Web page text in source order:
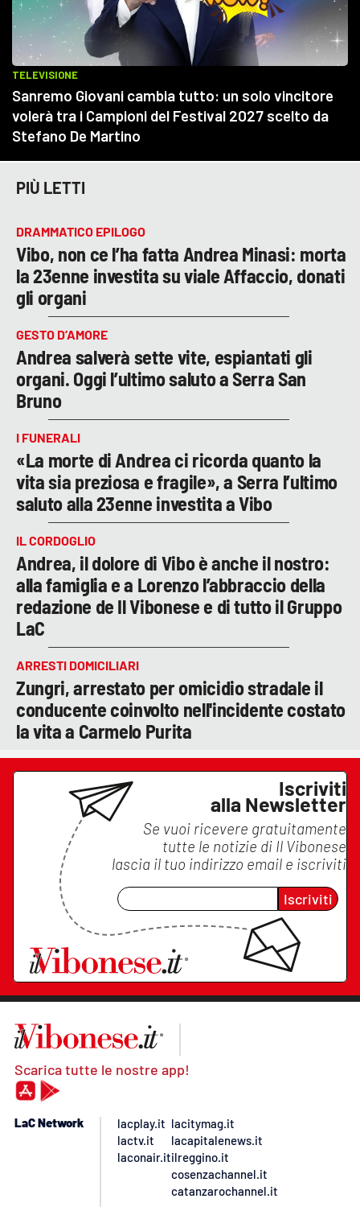
PIÙ LETTI
DRAMMATICO EPILOGO
Vibo, non ce l’ha fatta Andrea Minasi: morta
la 23enne investita su viale Affaccio, donati
gli organi
GESTO D’AMORE
Andrea salverà sette vite, espiantati gli
organi. Oggi l’ultimo saluto a Serra San
Bruno
I FUNERALI
«La morte di Andrea ci ricorda quanto la
vita sia preziosa e fragile», a Serra l’ultimo
saluto alla 23enne investita a Vibo
IL CORDOGLIO
Andrea, il dolore di Vibo è anche il nostro:
alla famiglia e a Lorenzo l’abbraccio della
redazione de Il Vibonese e di tutto il Gruppo
LaC
ARRESTI DOMICILIARI
Zungri, arrestato per omicidio stradale il
conducente coinvolto nell'incidente costato
la vita a Carmelo Purita
Iscriviti
alla Newsletter
Se vuoi ricevere gratuitamente
tutte le notizie di Il Vibonese
lascia il tuo indirizzo email e iscriviti
Iscriviti
Scarica tutte le nostre app!
LaC Network
lacplay.it
lactv.it
laconair.it
lacitymag.it
lacapitalenews.it
ilreggino.it
cosenzachannel.it
catanzarochannel.it